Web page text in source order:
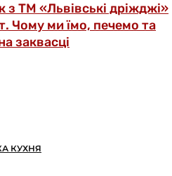
з ТМ «Львівські дріжджі»
Чому ми їмо, печемо та
заквасці
КУХНЯ